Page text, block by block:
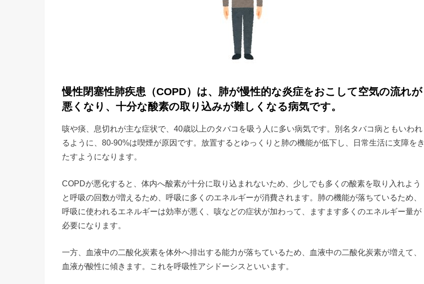
慢性閉塞性肺疾患（COPD）は、肺が慢性的な炎症をおこして空気の流れが
悪くなり、十分な酸素の取り込みが難しくなる病気です。
咳や痰、息切れが主な症状で、40歳以上のタバコを吸う人に多い病気です。別名タバコ病ともいわれ
るように、80-90%は喫煙が原因です。放置するとゆっくりと肺の機能が低下し、日常生活に支障をき
たすようになります。
COPDが悪化すると、体内へ酸素が十分に取り込まれないため、少しでも多くの酸素を取り入れよう
と呼吸の回数が増えるため、呼吸に多くのエネルギーが消費されます。肺の機能が落ちているため、
呼吸に使われるエネルギーは効率が悪く、咳などの症状が加わって、ますます多くのエネルギー量が
必要になります。
一方、血液中の二酸化炭素を体外へ排出する能力が落ちているため、血液中の二酸化炭素が増えて、
血液が酸性に傾きます。これを呼吸性アシドーシスといいます。